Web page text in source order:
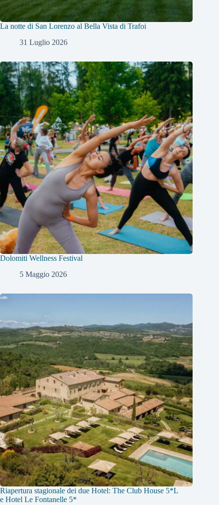
La notte di San Lorenzo al Bella Vista di Trafoi
31 Luglio 2026
Dolomiti Wellness Festival
5 Maggio 2026
Riapertura stagionale dei due Hotel: The Club House 5*L
e Hotel Le Fontanelle 5*